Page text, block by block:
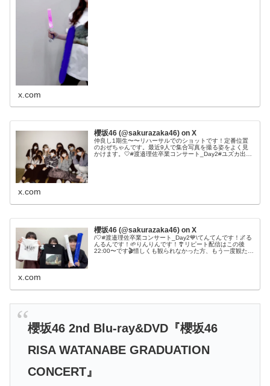
x.com
櫻坂46 (@sakurazaka46) on X
仲良し1期生〜〜リハーサルでのショットです！定番位置
のおぜちゃんです。最近9人で集合写真を撮る姿をよく見
かけます。🤍#渡邉理佐卒業コンサート_Day2#ユズカ出張
x.com
櫻坂46 (@sakurazaka46) on X
/🤍#渡邉理佐卒業コンサート_Day2💙\てんてんです！🌌る
んるんです！🌱りんりんです！🎐リピート配信はこの後
22:00〜です🎬惜しくも観られなかった方、もう一度観たい
x.com
櫻坂46 2nd Blu-ray&DVD『櫻坂46
RISA WATANABE GRADUATION
CONCERT』